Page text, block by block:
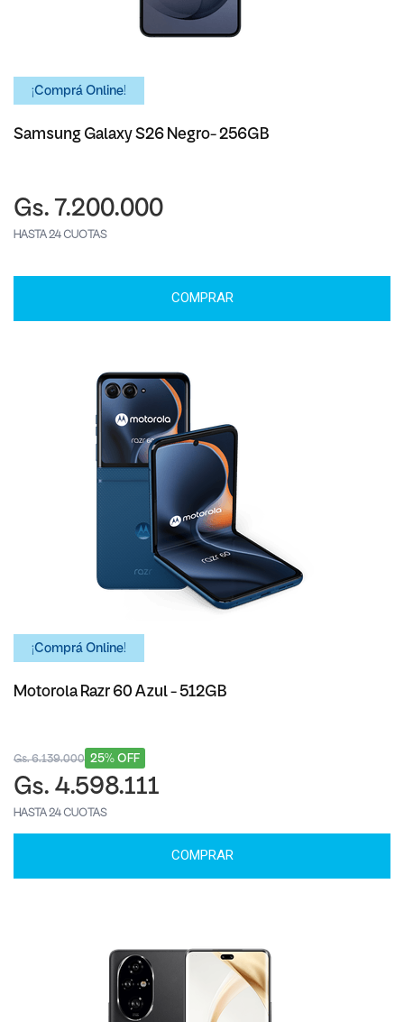
¡Comprá Online!
Samsung Galaxy S26 Negro- 256GB
Gs. 7.200.000
HASTA 24 CUOTAS
COMPRAR
¡Comprá Online!
Motorola Razr 60 Azul - 512GB
25% OFF
Gs. 6.139.000
Gs. 4.598.111
HASTA 24 CUOTAS
COMPRAR